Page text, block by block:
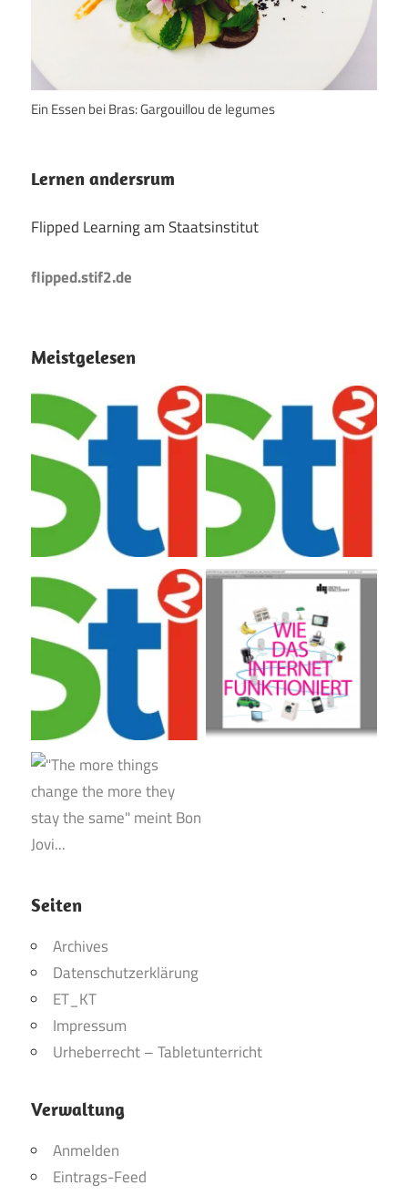
Ein Essen bei Bras: Gargouillou de legumes
Lernen andersrum
Flipped Learning am Staatsinstitut
flipped.stif2.de
Meistgelesen
Seiten
Archives
Datenschutzerklärung
ET_KT
Impressum
Urheberrecht – Tabletunterricht
Verwaltung
Anmelden
Eintrags-Feed